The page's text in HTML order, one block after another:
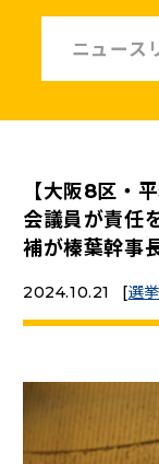
参加・サポート
国民民主党学生
二次創作ガイド
【大阪8区・
会議員が責任
補が榛葉幹事
2024.10.21 [選挙